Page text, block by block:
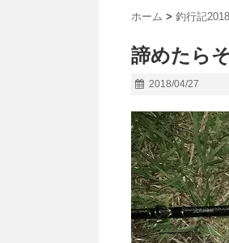
ホーム > 釣行記
諦めたら
2018/04/27